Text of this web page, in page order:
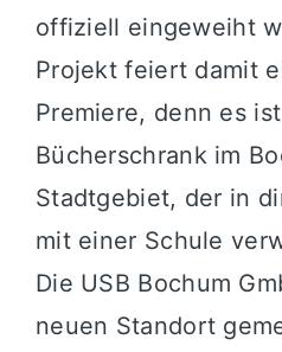
offiziell eingeweiht
Projekt feiert damit
Premiere, denn es
Bücherschrank im
Stadtgebiet, der in
mit einer Schule
Die USB Bochum
neuen Standort